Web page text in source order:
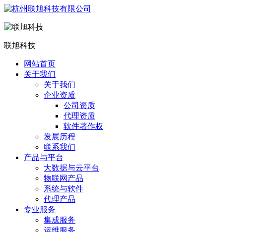
联旭科技
网站首页
关于我们
关于我们
企业资质
公司资质
代理资质
软件著作权
发展历程
联系我们
产品与平台
大数据与云平台
物联网产品
系统与软件
代理产品
专业服务
集成服务
运维服务